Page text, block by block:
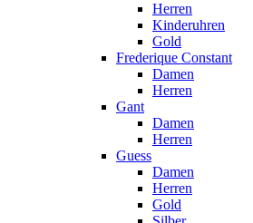
Herren
Kinderuhren
Gold
Frederique Constant
Damen
Herren
Gant
Damen
Herren
Guess
Damen
Herren
Gold